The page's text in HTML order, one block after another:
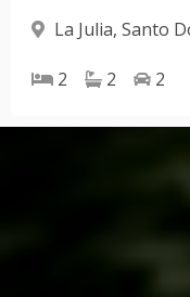
La Julia, Santo
2 2 2